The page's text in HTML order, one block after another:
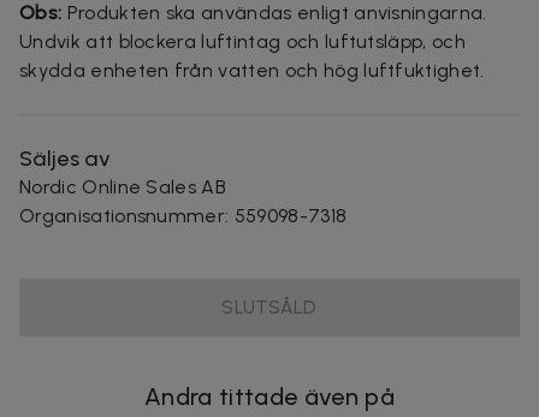
Obs: Produkten ska användas enligt anvisningarna.
Undvik att blockera luftintag och luftutsläpp, och
skydda enheten från vatten och hög luftfuktighet.
Säljes av
Nordic Online Sales AB
Organisationsnummer: 559098-7318
SLUTSÅLD
Andra tittade även på